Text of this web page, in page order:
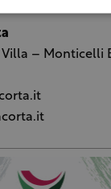
– Monticelli